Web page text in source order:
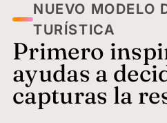
NUEVO MODELO
TURÍSTICA
Primero
ayudas a
capturas la